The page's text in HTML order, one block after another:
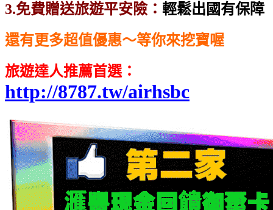
3.免費贈送旅遊平安險： 輕鬆出國有保障
還有更多超值優惠～等你來挖寶喔
旅遊達人推薦首選 ：
http://8787.tw/airhsbc